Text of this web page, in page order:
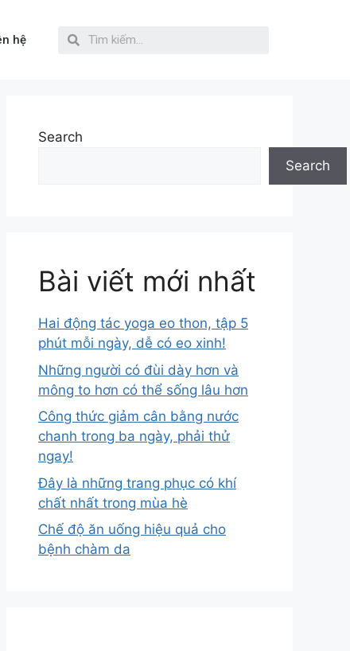
hệ
Search
Search
Bài viết mới nhất
Hai động tác yoga eo thon, tập 5
phút mỗi ngày, dễ có eo xinh!
Những người có đùi dày hơn và
mông to hơn có thể sống lâu hơn
Công thức giảm cân bằng nước
chanh trong ba ngày, phải thử
ngay!
Đây là những trang phục có khí
chất nhất trong mùa hè
Chế độ ăn uống hiệu quả cho
bệnh chàm da